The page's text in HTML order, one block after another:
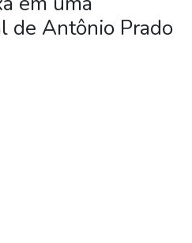
de Antônio Prado